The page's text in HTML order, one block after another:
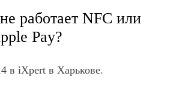
работает NFC или
Pay?
в iXpert в Харькове.